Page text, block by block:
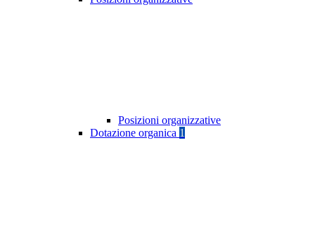
Posizioni organizzative
Dotazione organica 1